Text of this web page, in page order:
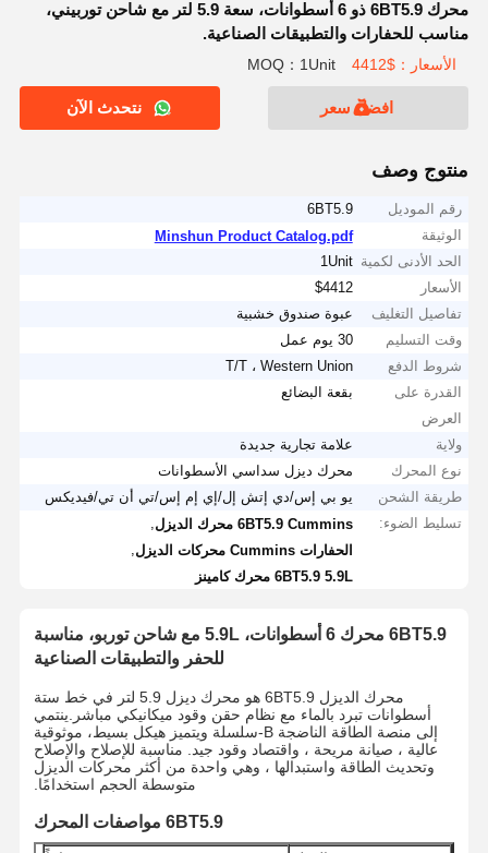
محرك 6BT5.9 ذو 6 أسطوانات، سعة 5.9 لتر مع شاحن توربيني،
مناسب للحفارات والتطبيقات الصناعية.
الأسعار：$4412 MOQ：1Unit
افضل سعر نتحدث الآن
منتوج وصف
رقم الموديل
6BT5.9
الوثيقة
Minshun Product Catalog.pdf
الحد الأدنى لكمية 1Unit
الأسعار
$4412
تفاصيل التغليف
عبوة صندوق خشبية
وقت التسليم
30 يوم عمل
شروط الدفع
T/T ، Western Union
القدرة على
العرض
بقعة البضائع
ولاية
علامة تجارية جديدة
نوع المحرك
محرك ديزل سداسي الأسطوانات
طريقة الشحن
يو بي إس/دي إتش إل/إي إم إس/تي أن تي/فيديكس
تسليط الضوء:
6BT5.9 Cummins محرك الديزل
الحفارات Cummins محركات الديزل
6BT5.9 5.9L محرك كامينز
6BT5.9 محرك 6 أسطوانات، 5.9L مع شاحن توربو، مناسبة
للحفر والتطبيقات الصناعية
محرك الديزل 6BT5.9 هو محرك ديزل 5.9 لتر في خط ستة
أسطوانات تبرد بالماء مع نظام حقن وقود ميكانيكي مباشر.ينتمي
إلى منصة الطاقة الناضجة B-سلسلة ويتميز هيكل بسيط، موثوقية
عالية ، صيانة مريحة ، واقتصاد وقود جيد. مناسبة للإصلاح والإصلاح
وتحديث الطاقة واستبدالها ، وهي واحدة من أكثر محركات الديزل
متوسطة الحجم استخدامًا.
6BT5.9 مواصفات المحرك